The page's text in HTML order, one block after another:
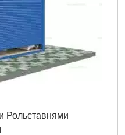
Рольставнями